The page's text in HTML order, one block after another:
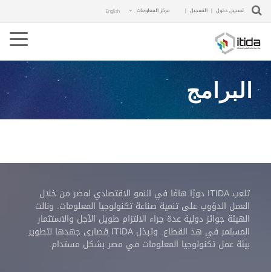
تسجيل دخول | التسجيل | مركز المعلومات English
البرامج
تلعب ITIDA دورًا هامًا في النمو الاقتصادي لمصر من خلال
العمل الدؤوب على تنمية صناعة تكنولوجيا المعلومات. ونالت
الهيئة جوائز دولية عدة جراء الالتزام طويل الأجل والاستثمار
المستمر في هذ القطاع. وتبذل ITIDA قصارى جهدها لتطوير
بيئة عمل تكنولوجيا المعلومات في مصر بشكل مستدام.